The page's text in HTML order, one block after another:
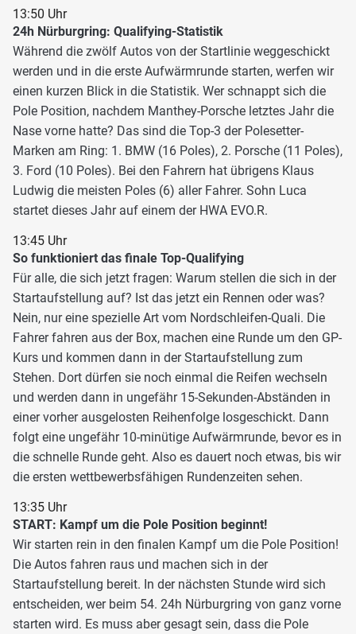
13:50 Uhr
24h Nürburgring: Qualifying-Statistik
Während die zwölf Autos von der Startlinie weggeschickt
werden und in die erste Aufwärmrunde starten, werfen wir
einen kurzen Blick in die Statistik. Wer schnappt sich die
Pole Position, nachdem Manthey-Porsche letztes Jahr die
Nase vorne hatte? Das sind die Top-3 der Polesetter-
Marken am Ring: 1. BMW (16 Poles), 2. Porsche (11 Poles),
3. Ford (10 Poles). Bei den Fahrern hat übrigens Klaus
Ludwig die meisten Poles (6) aller Fahrer. Sohn Luca
startet dieses Jahr auf einem der HWA EVO.R.
13:45 Uhr
So funktioniert das finale Top-Qualifying
Für alle, die sich jetzt fragen: Warum stellen die sich in der
Startaufstellung auf? Ist das jetzt ein Rennen oder was?
Nein, nur eine spezielle Art vom Nordschleifen-Quali. Die
Fahrer fahren aus der Box, machen eine Runde um den GP-
Kurs und kommen dann in der Startaufstellung zum
Stehen. Dort dürfen sie noch einmal die Reifen wechseln
und werden dann in ungefähr 15-Sekunden-Abständen in
einer vorher ausgelosten Reihenfolge losgeschickt. Dann
folgt eine ungefähr 10-minütige Aufwärmrunde, bevor es in
die schnelle Runde geht. Also es dauert noch etwas, bis wir
die ersten wettbewerbsfähigen Rundenzeiten sehen.
13:35 Uhr
START: Kampf um die Pole Position beginnt!
Wir starten rein in den finalen Kampf um die Pole Position!
Die Autos fahren raus und machen sich in der
Startaufstellung bereit. In der nächsten Stunde wird sich
entscheiden, wer beim 54. 24h Nürburgring von ganz vorne
starten wird. Es muss aber gesagt sein, dass die Pole